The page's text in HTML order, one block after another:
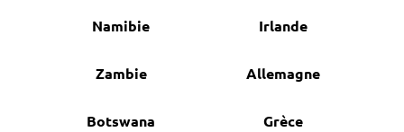
Namibie
Zambie
Botswana
Irlande
Allemagne
Grèce